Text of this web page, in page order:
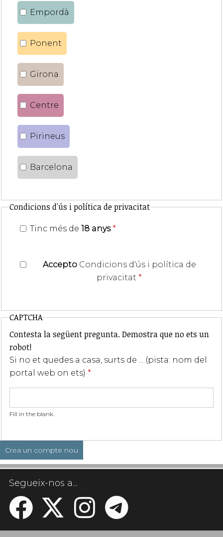
Empordà
Ponent
Girona
Centre
Pirineus
Barcelona
Condicions d'ús i política de privacitat
Tinc més de 18 anys *
Accepto Condicions d'ús i política de
privacitat *
CAPTCHA
Contesta la següent pregunta. Demostra que no ets un
robot!
Si no et quedes a casa, surts de ... (pista: nom del
portal web on ets) *
Fill in the blank.
Segueix-nos a...